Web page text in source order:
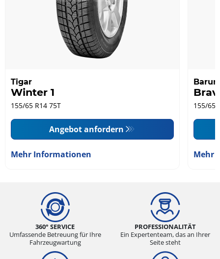
Tigar
Winter 1
155/65 R14 75T
Angebot anfordern
Mehr Informationen
155/65
Mehr
360° SERVICE
Umfassende Betreuung für Ihre
Fahrzeugwartung
PROFESSIONALITÄT
Ein Expertenteam, das an Ihrer
Seite steht